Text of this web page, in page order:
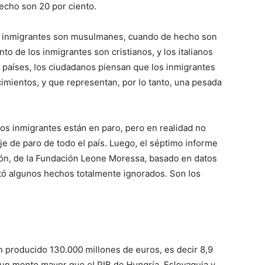
son 20 por ciento.
son musulmanes, cuando de hecho son
de los inmigrantes son cristianos, y los italianos
los ciudadanos piensan que los inmigrantes
y que representan, por lo tanto, una pesada
inmigrantes están en paro, pero en realidad no
de paro de todo el país. Luego, el séptimo informe
de la Fundación Leone Moressa, basado en datos
algunos hechos totalmente ignorados. Son los
130.000 millones de euros, es decir 8,9